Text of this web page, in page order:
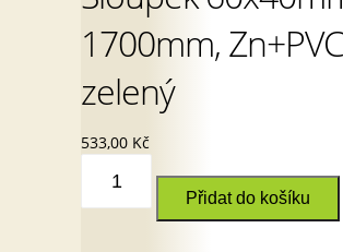
1700mm,
zelený
533,00 Kč
60x40mm,
dl.
Přidat do košíku